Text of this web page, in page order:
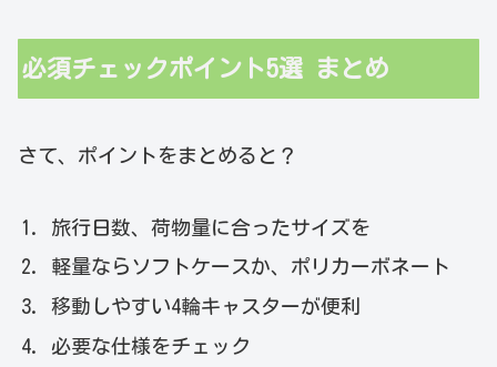
必須チェックポイント5選 まとめ
さて、ポイントをまとめると？
旅行日数、荷物量に合ったサイズを
軽量ならソフトケースか、ポリカーボネート
移動しやすい4輪キャスターが便利
必要な仕様をチェック